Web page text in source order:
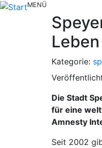
MENÜ
Kategorie:
Die Stadt
für eine
Amnesty
Seit 2002